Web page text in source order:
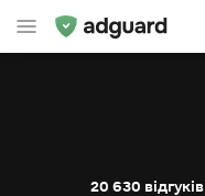
20 630 відгуків